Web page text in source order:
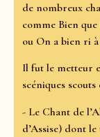
de nombreux
comme Bien
ou On a bien ri
Il fut le metteur
scéniques
- Le Chant de
d’Assise) dont